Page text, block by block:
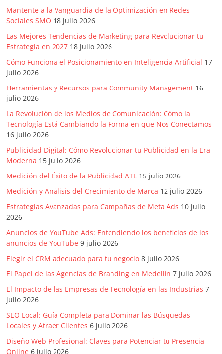
Free
Press,
RRPP,
Spots,
Comerciales,
Periodismo,
Revistas,
Magazines
,
ATL,
BTL,
Periódicos
y
Gráfica
en
Colombia.
Mantente a la Vanguardia de la Optimización en Redes
Sociales SMO 18 julio 2026
Las Mejores Tendencias de Marketing para Revolucionar tu
Estrategia en 2027 18 julio 2026
Cómo Funciona el Posicionamiento en Inteligencia Artificial 17
julio 2026
Herramientas y Recursos para Community Management 16
julio 2026
La Revolución de los Medios de Comunicación: Cómo la
Tecnología Está Cambiando la Forma en que Nos Conectamos
16 julio 2026
Publicidad Digital: Cómo Revolucionar tu Publicidad en la Era
Moderna 15 julio 2026
Medición del Éxito de la Publicidad ATL 15 julio 2026
Medición y Análisis del Crecimiento de Marca 12 julio 2026
Estrategias Avanzadas para Campañas de Meta Ads 10 julio
2026
Anuncios de YouTube Ads: Entendiendo los beneficios de los
anuncios de YouTube 9 julio 2026
Elegir el CRM adecuado para tu negocio 8 julio 2026
El Papel de las Agencias de Branding en Medellín 7 julio 2026
El Impacto de las Empresas de Tecnología en las Industrias 7
julio 2026
SEO Local: Guía Completa para Dominar las Búsquedas
Locales y Atraer Clientes 6 julio 2026
Diseño Web Profesional: Claves para Potenciar tu Presencia
Online 6 julio 2026